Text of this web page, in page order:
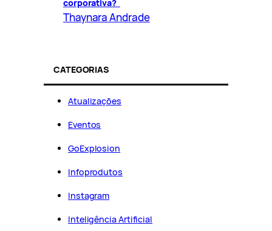
corporativa?
Thaynara Andrade
CATEGORIAS
Atualizações
Eventos
GoExplosion
Infoprodutos
Instagram
Inteligência Artificial